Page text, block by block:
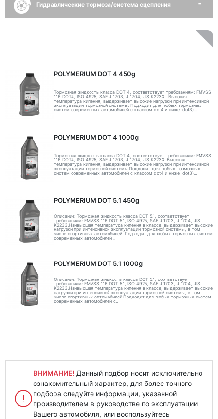
Гидравлические тормоза/система сцепления
POLYMERIUM DOT 4 450g
Тормозная жидкость класса DOT 4, соответствует требованиям: FMVSS
116 DOT4, ISO 4925, SAE J 1703, J 1704, JIS K2233. Высокая
температура кипения, выдерживает высокие нагрузки при интенсивной
эксплуатации тормозной системы. Подходит для любых тормозных
систем современных автомобилей с классом dot4 и ниже (dot3)...
POLYMERIUM DOT 4 1000g
Тормозная жидкость класса DOT 4, соответствует требованиям: FMVSS
116 DOT4, ISO 4925, SAE J 1703, J 1704, JIS K2233. Высокая
температура кипения, выдерживает высокие нагрузки при интенсивной
эксплуатации тормозной системы.Подходит для любых тормозных
систем современных автомобилей с классом dot4 и ниже (dot3)...
POLYMERIUM DOT 5.1 450g
Описание: Тормозная жидкость класса DOT 5.1, соответствует
требованиям: FMVSS 116 DOT 5.1, ISO 4925, SAE J 1703, J 1704, JIS
K2233.Наивысшая температура кипения в классе, выдерживает высокие
нагрузки при интенсивной эксплуатации тормозной системы, в том
числе спортивных автомобилей. Подходит для любых тормозных систем
современных автомобилей ..
POLYMERIUM DOT 5.1 1000g
Описание: Тормозная жидкость класса DOT 5.1, соответствует
требованиям: FMVSS 116 DOT 5.1, ISO 4925, SAE J 1703, J 1704, JIS
K2233.Наивысшая температура кипения в классе, выдерживает высокие
нагрузки при интенсивной эксплуатации тормозной системы, в том
числе спортивных автомобилей.Подходит для любых тормозных систем
современных автомобилей с..
ВНИМАНИЕ! Данный подбор носит исключительно
ознакомительный характер, для более точного
подбора следуйте информации, указанной
производителем в руководстве по эксплуатации
Вашего автомобиля, или воспользуйтесь